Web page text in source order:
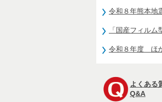
令和８年熊本地
「国産フィル
令和８年度 ほ
よくある
Q&A